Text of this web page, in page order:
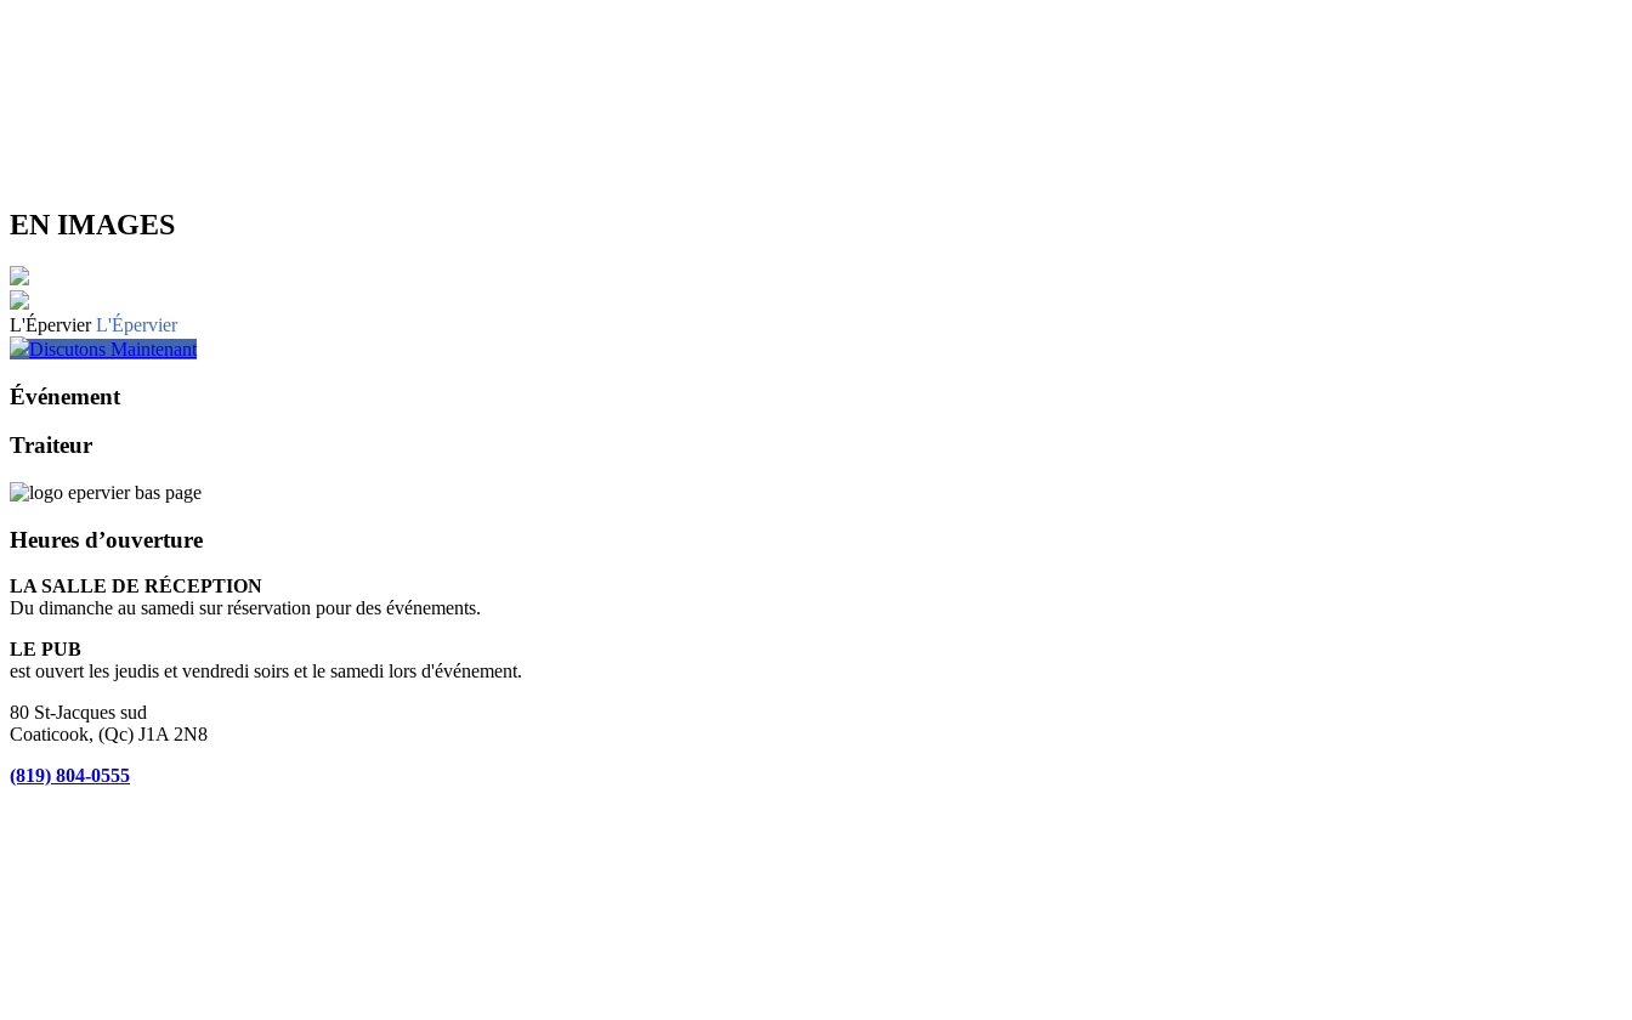
EN IMAGES
L'Épervier L'Épervier
Discutons Maintenant
Événement
Traiteur
Heures d’ouverture
LA SALLE DE RÉCEPTION
Du dimanche au samedi sur réservation pour des événements.
LE PUB
est ouvert les jeudis et vendredi soirs et le samedi lors d'événement.
80 St-Jacques sud
Coaticook, (Qc) J1A 2N8
(819) 804-0555